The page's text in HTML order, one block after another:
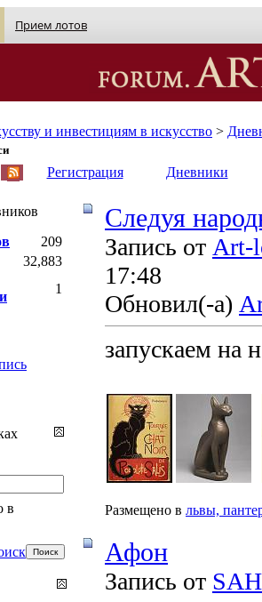
Прием лотов
и инвестициям в искусство >
Регистрация Дневники
Cледуя
Запись от Art-
17:48
Обновил(-а)
запускаем на
Размещено в львы,
Афон
Запись от SAH
209
32,883
1
в